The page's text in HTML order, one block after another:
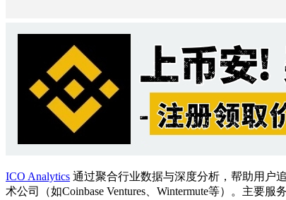
ICO Analytics 通过聚合行业数据与深度分析，帮助用户
术公司（如Coinbase Ventures、Wintermute等）。主要